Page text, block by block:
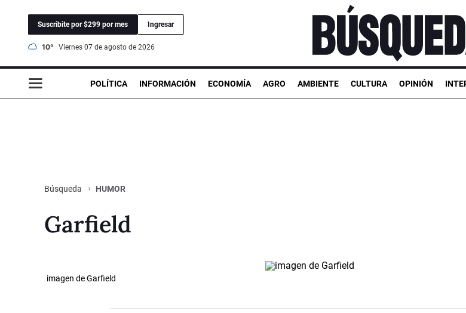
Suscribite por $299 por mes Ingresar
10° viernes 07 de agosto de 2026
POLÍTICA INFORMACIÓN ECONOMÍA AGRO AMBIENTE CULTURA OPINIÓN
Búsqueda HUMOR
Garfield
imagen de Garfield